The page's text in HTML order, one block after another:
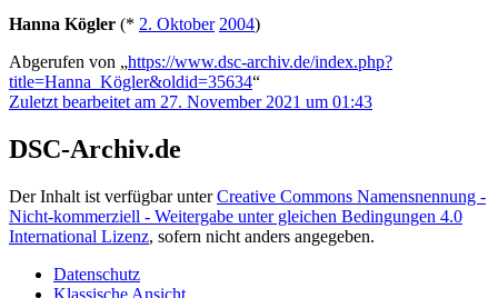
Hanna Kögler (* 2. Oktober 2004)
Abgerufen von „https://www.dsc-archiv.de/index.php?
title=Hanna_Kögler&oldid=35634“
Zuletzt bearbeitet am 27. November 2021 um 01:43
DSC-Archiv.de
Der Inhalt ist verfügbar unterCreative Commons Namensnennung -
Nicht-kommerziell - Weitergabe unter gleichen Bedingungen 4.0
International Lizenz, sofern nicht anders angegeben.
Datenschutz
Klassische Ansicht